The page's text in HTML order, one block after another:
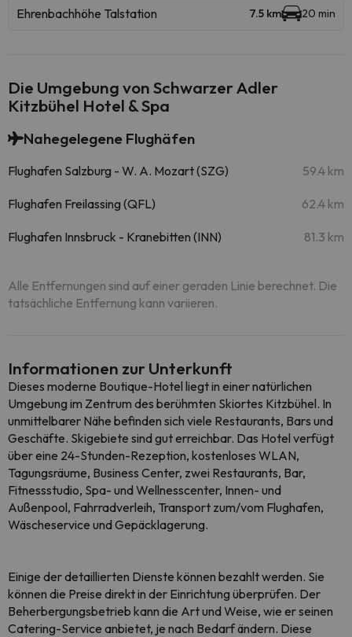
Ehrenbachhöhe Talstation 7.5 km 20 min
Die Umgebung von Schwarzer Adler
Kitzbühel Hotel & Spa
Nahegelegene Flughäfen
Flughafen Salzburg - W. A. Mozart (SZG) 59.4 km
Flughafen Freilassing (QFL) 62.4 km
Flughafen Innsbruck - Kranebitten (INN) 81.3 km
Alle Entfernungen sind auf einer geraden Linie berechnet. Die
tatsächliche Entfernung kann variieren.
Informationen zur Unterkunft
Dieses moderne Boutique-Hotel liegt in einer natürlichen
Umgebung im Zentrum des berühmten Skiortes Kitzbühel. In
unmittelbarer Nähe befinden sich viele Restaurants, Bars und
Geschäfte. Skigebiete sind gut erreichbar. Das Hotel verfügt
über eine 24-Stunden-Rezeption, kostenloses WLAN,
Tagungsräume, Business Center, zwei Restaurants, Bar,
Fitnessstudio, Spa- und Wellnesscenter, Innen- und
Außenpool, Fahrradverleih, Transport zum/vom Flughafen,
Wäscheservice und Gepäcklagerung.
Einige der detaillierten Dienste können bezahlt werden. Sie
können die Preise direkt in der Einrichtung überprüfen. Der
Beherbergungsbetrieb kann die Art und Weise, wie er seinen
Catering-Service anbietet, je nach Bedarf ändern. Diese